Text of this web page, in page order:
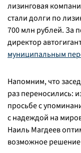
лизинговая
стали долги по
700 млн рублей. За
директор
муниципальным
Напомним, что
раз переносились:
просьбе с
с надеждой на
Наиль Магдеев
возможное решение